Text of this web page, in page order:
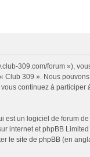
309.com/forum »),
309 ». Nous
continuez à
est un logiciel de forum
internet et phpBB
le site de phpBB(en